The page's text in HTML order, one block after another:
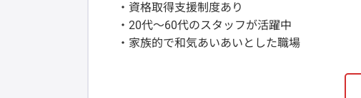
・資格取得支援制度あり
・20代～60代のスタッフが活躍中
・家族的で和気あいあいとした職場